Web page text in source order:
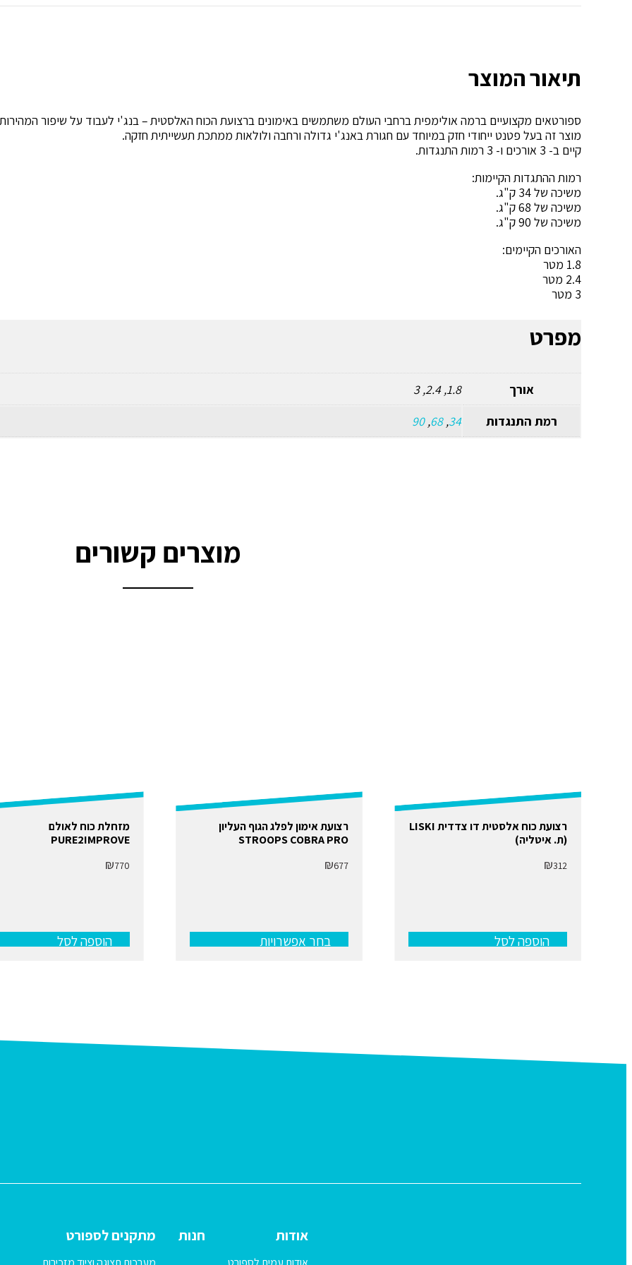
(ת.
תיאור המוצר
ספורטאים מקצועיים ברמה אולימפית ברחבי העולם משתמשים באימונים ברצועת הכוח האלסטית – בנג'י לעבוד על שיפור
מוצר זה בעל פטנט ייחודי חזק במיוחד עם חגורת באנג'י גדולה ורחבה ולולאות ממתכת תעשייתית חזקה.
קיים ב- 3 אורכים ו- 3 רמות התנגדות.
רמות ההתגדות הקיימות:
משיכה של 34 ק"ג.
משיכה של 68 ק"ג.
משיכה של 90 ק"ג.
האורכים הקיימים:
1.8 מטר
2.4 מטר
3 מטר
מפרט
אורך
1.8, 2.4, 3
רמת התנגדות
34
,
68
,
90
מוצרים קשורים
רצועת כוח אלסטית דו צדדית LISKI
(ת. איטליה)
₪312
הוספה לסל
רצועת אימון לפלג הגוף העליון
STROOPS COBRA PRO
₪677
בחר אפשרויות
למוצר
זה
יש
מספר
סוגים.
המוצר
מזחלת כוח לאולם
PURE2IMPROVE
₪770
הוספה לסל
אודות חנות מתקנים לספורט